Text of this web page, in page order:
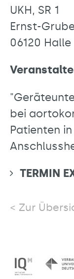
UKH, SR 1
Ernst-
06120
bei
Patienten
TERMIN
Zur